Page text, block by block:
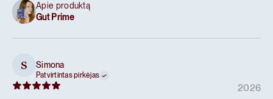
Apie produktą
Gut Prime
S Simona
Patvirtintas pirkėjas
2026